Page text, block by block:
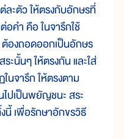
ะตัว ให้ตรงกับอักษรที่
คำ คือ ในจารึกใช้
ต้องถอดออกเป็นอักษร
ะนั้นๆ ให้ตรงกัน และใส่
นจารึก ให้ตรงตาม
ไปเป็นพยัญชนะ สระ
นี้ เพื่อรักษาอักขรวิธี